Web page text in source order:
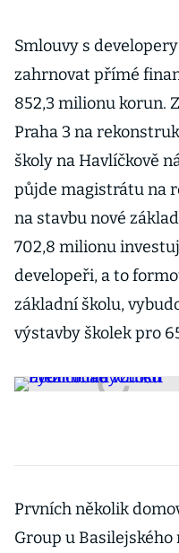
Smlouvy s
zahrnovat přímé
852,3 milionu korun.
Praha 3 na
školy na Havlíčkově
půjde magistrátu na
na stavbu nové
702,8 milionu
developeři, a to
základní školu,
výstavby školek pro
Prvních několik
Group u